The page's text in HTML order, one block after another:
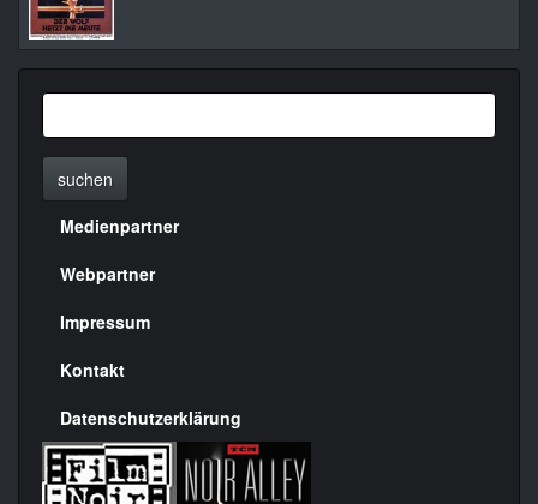
suchen
Menülinks
rechte
Seite
Medienpartner
Webpartner
Impressum
Kontakt
Datenschutzerklärung